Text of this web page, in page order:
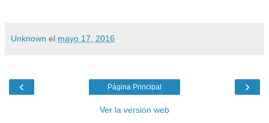
Unknown el mayo 17, 2016
‹ ›
Página Principal
Ver la versión web